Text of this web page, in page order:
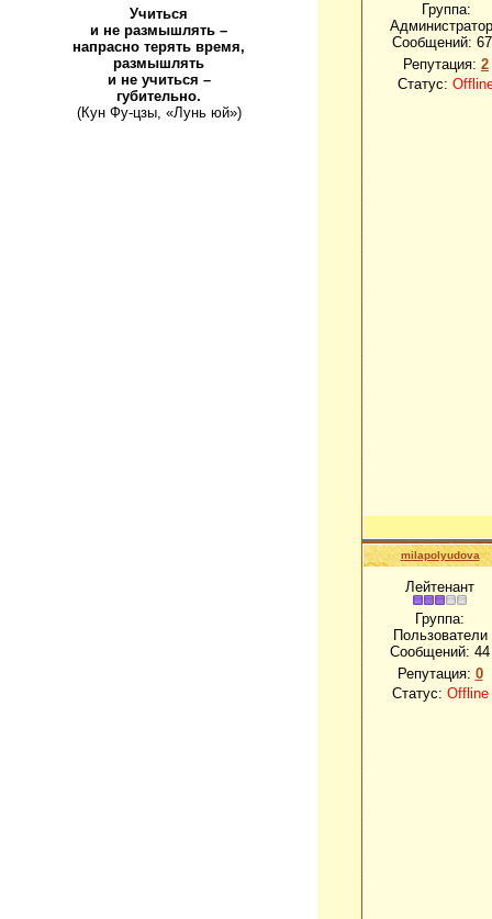
Учиться
и не размышлять –
напрасно терять время,
размышлять
и не учиться –
губительно.
(Кун Фу-цзы, «Лунь юй»)
Группа:
Сообщений:
Репутация: 2
Статус:
milapolyudova
Лейтенант
Группа:
Пользователи
Сообщений: 44
Репутация: 0
Статус: Offline